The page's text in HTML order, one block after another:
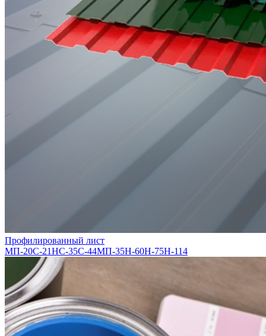
Профилированный лист
МП-20С-21НС-35С-44МП-35Н-60Н-75Н-114